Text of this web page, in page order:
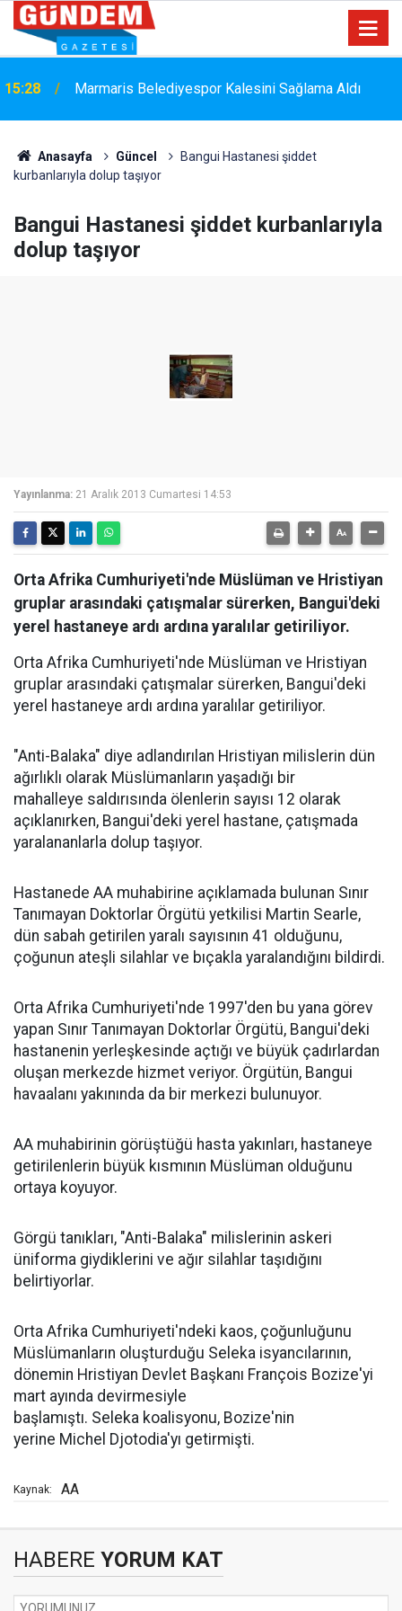
15:28 Marmaris Belediyespor Kalesini Sağlama Aldı
15:00
Anasayfa Güncel
Bangui Hastanesi şiddet
kurbanlarıyla dolup taşıyor
Bangui Hastanesi şiddet kurbanlarıyla
dolup taşıyor
Yayınlanma: 21 Aralık 2013 Cumartesi 14:53
Orta Afrika Cumhuriyeti'nde Müslüman ve Hristiyan
gruplar arasındaki çatışmalar sürerken, Bangui'deki
yerel hastaneye ardı ardına yaralılar getiriliyor.
Orta Afrika Cumhuriyeti'nde Müslüman ve Hristiyan
gruplar arasındaki çatışmalar sürerken, Bangui'deki
yerel hastaneye ardı ardına yaralılar getiriliyor.
"Anti-Balaka" diye adlandırılan Hristiyan milislerin dün
ağırlıklı olarak Müslümanların yaşadığı bir
mahalleye saldırısında ölenlerin sayısı 12 olarak
açıklanırken, Bangui'deki yerel hastane, çatışmada
yaralananlarla dolup taşıyor.
Hastanede AA muhabirine açıklamada bulunan Sınır
Tanımayan Doktorlar Örgütü yetkilisi Martin Searle,
dün sabah getirilen yaralı sayısının 41 olduğunu,
çoğunun ateşli silahlar ve bıçakla yaralandığını bildirdi.
Orta Afrika Cumhuriyeti'nde 1997'den bu yana görev
yapan Sınır Tanımayan Doktorlar Örgütü, Bangui'deki
hastanenin yerleşkesinde açtığı ve büyük çadırlardan
oluşan merkezde hizmet veriyor. Örgütün, Bangui
havaalanı yakınında da bir merkezi bulunuyor.
AA muhabirinin görüştüğü hasta yakınları, hastaneye
getirilenlerin büyük kısmının Müslüman olduğunu
ortaya koyuyor.
Görgü tanıkları, "Anti-Balaka" milislerinin askeri
üniforma giydiklerini ve ağır silahlar taşıdığını
belirtiyorlar.
Orta Afrika Cumhuriyeti'ndeki kaos, çoğunluğunu
Müslümanların oluşturduğu Seleka isyancılarının,
dönemin Hristiyan Devlet Başkanı François Bozize'yi
mart ayında devirmesiyle
başlamıştı. Seleka koalisyonu, Bozize'nin
yerine Michel Djotodia'yı getirmişti.
Kaynak: AA
HABERE YORUM KAT